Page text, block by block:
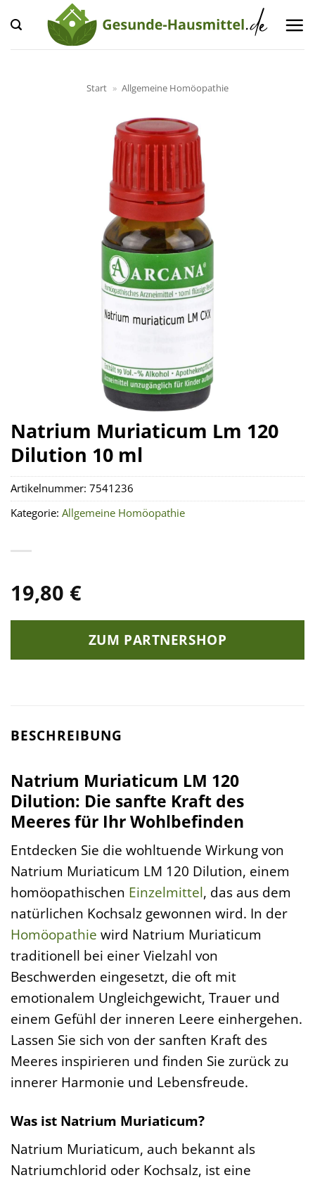
Inhalt
springen
Start » Allgemeine Homöopathie
Natrium Muriaticum Lm 120
Dilution 10 ml
19,80 €
ZUM PARTNERSHOP
Artikelnummer: 7541236
Kategorie: Allgemeine Homöopathie
BESCHREIBUNG
Natrium Muriaticum LM 120
Dilution: Die sanfte Kraft des
Meeres für Ihr Wohlbefinden
Entdecken Sie die wohltuende Wirkung von
Natrium Muriaticum LM 120 Dilution, einem
homöopathischen Einzelmittel, das aus dem
natürlichen Kochsalz gewonnen wird. In der
Homöopathie wird Natrium Muriaticum
traditionell bei einer Vielzahl von
Beschwerden eingesetzt, die oft mit
emotionalem Ungleichgewicht, Trauer und
einem Gefühl der inneren Leere einhergehen.
Lassen Sie sich von der sanften Kraft des
Meeres inspirieren und finden Sie zurück zu
innerer Harmonie und Lebensfreude.
Was ist Natrium Muriaticum?
Natrium Muriaticum, auch bekannt als
Natriumchlorid oder Kochsalz, ist eine